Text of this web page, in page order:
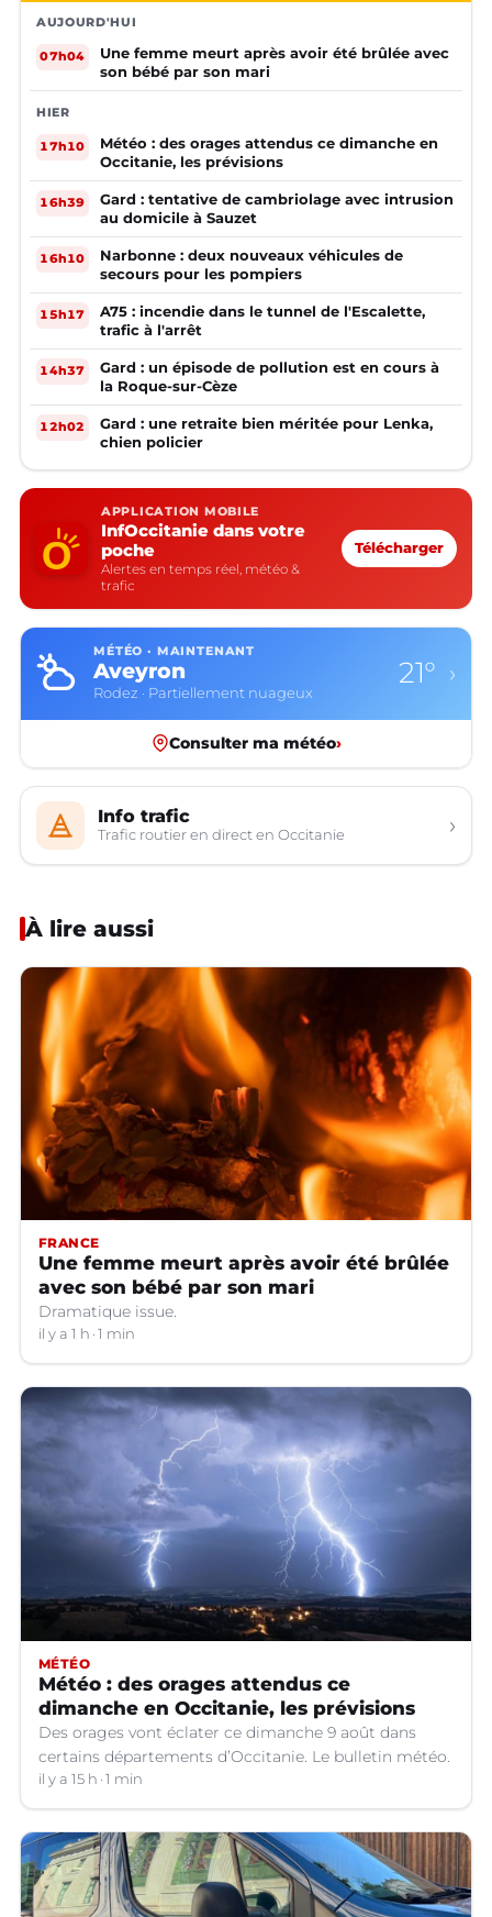
AUJOURD'HUI
07h04
Une femme meurt après avoir été brûlée avec
son bébé par son mari
HIER
17h10
Météo : des orages attendus ce dimanche en
Occitanie, les prévisions
16h39
Gard : tentative de cambriolage avec intrusion
au domicile à Sauzet
16h10
Narbonne : deux nouveaux véhicules de
secours pour les pompiers
15h17
A75 : incendie dans le tunnel de l'Escalette,
trafic à l'arrêt
14h37
Gard : un épisode de pollution est en cours à
la Roque-sur-Cèze
12h02
Gard : une retraite bien méritée pour Lenka,
chien policier
APPLICATION MOBILE
InfOccitanie dans votre
poche
Alertes en temps réel, météo &
trafic
Télécharger
MÉTÉO · MAINTENANT
Aveyron
Rodez · Partiellement nuageux
21° ›
Consulter ma météo›
Info trafic
Trafic routier en direct en Occitanie ›
À lire aussi
FRANCE
Une femme meurt après avoir été brûlée
avec son bébé par son mari
Dramatique issue.
il y a 1 h 1 min
MÉTÉO
Météo : des orages attendus ce
dimanche en Occitanie, les prévisions
Des orages vont éclater ce dimanche 9 août dans
certains départements d’Occitanie. Le bulletin météo.
il y a 15 h 1 min